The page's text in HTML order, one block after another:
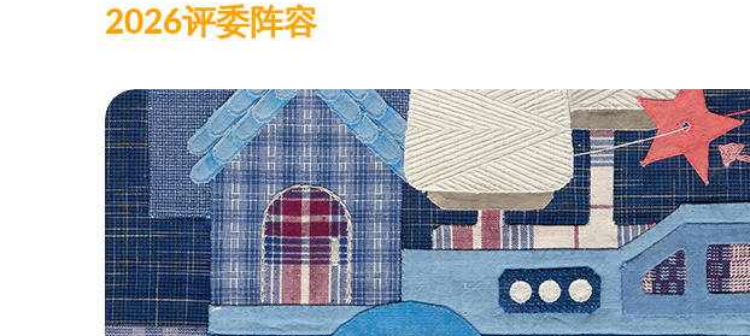
2026评委阵容